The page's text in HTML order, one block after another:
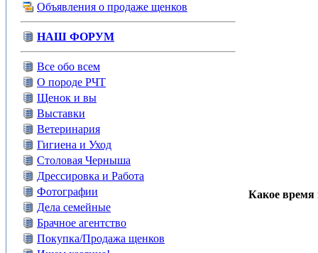
Объявления о продаже щенков
НАШ ФОРУМ
Все обо всем
О породе РЧТ
Щенок и вы
Выставки
Ветеринария
Гигиена и Уход
Столовая Черныша
Дрессировка и Работа
Фотографии
Дела семейные
Брачное агентство
Покупка/Продажа щенков
Какое время